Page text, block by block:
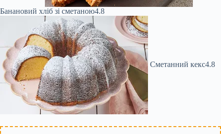
Банановий хліб зі сметаною4.8
Сметанний кекс4.8